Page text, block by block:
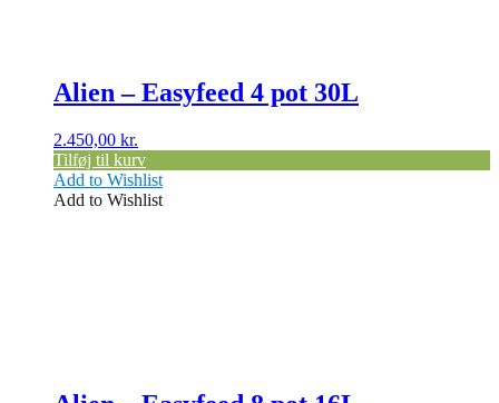
Alien – Easyfeed 4 pot 30L
2.450,00 kr.
Tilføj til kurv
Add to Wishlist
Add to Wishlist